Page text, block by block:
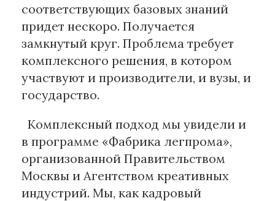
соответствующих базовых знаний
придет нескоро. Получается
замкнутый круг. Проблема требует
комплексного решения, в котором
участвуют и производители, и вузы, и
государство.
Комплексный подход мы увидели и
в программе «Фабрика легпрома»,
организованной Правительством
Москвы и Агентством креативных
индустрий. Мы, как кадровый